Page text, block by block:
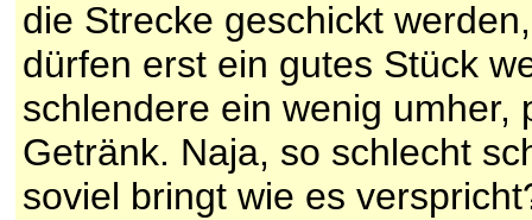
die Strecke geschickt
dürfen erst ein gutes Stück
schlendere ein wenig
Getränk. Naja, so schlecht
soviel bringt wie es